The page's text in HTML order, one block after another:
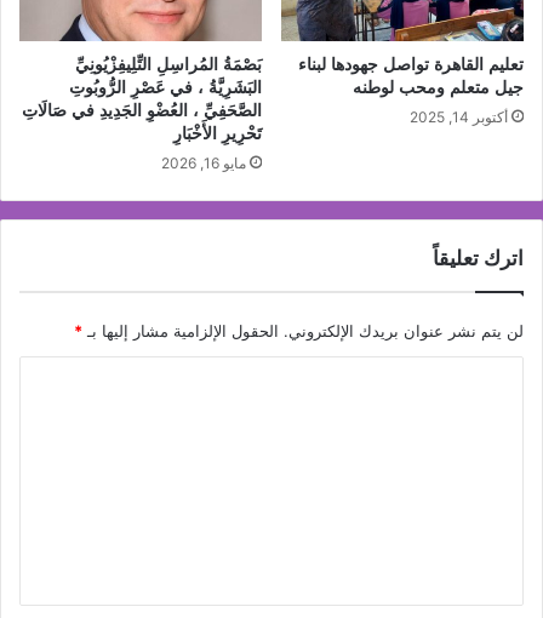
تعليم القاهرة تواصل جهودها لبناء
جيل متعلم ومحب لوطنه
أكتوبر 14, 2025
بَصْمَةُ المُراسِلِ التِّلِيفِزْيُونِيِّ
البَشَرِيَّةُ ، في عَصْرِ الرُّوبُوتِ
الصَّحَفِيِّ ، العُضْوِ الجَدِيدِ في صَالَاتِ
تَحْرِيرِ الأَخْبَارِ
مايو 16, 2026
اترك تعليقاً
لن يتم نشر عنوان بريدك الإلكتروني. الحقول الإلزامية مشار إليها بـ*